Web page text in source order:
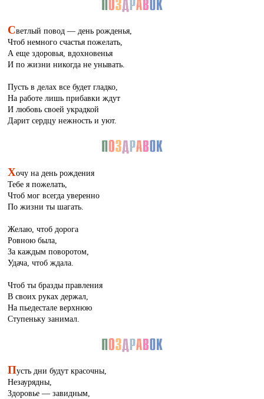
Светлый повод — день рожденья,
Чтоб немного счастья пожелать,
А еще здоровья, вдохновенья
И по жизни никогда не унывать.
Пусть в делах все будет гладко,
На работе лишь прибавки ждут
И любовь своей украдкой
Дарит сердцу нежность и уют.
Хочу на день рождения
Тебе я пожелать,
Чтоб мог всегда уверенно
По жизни ты шагать.
Желаю, чтоб дорога
Ровною была,
За каждым поворотом,
Удача, чтоб ждала.
Чтоб ты бразды правления
В своих руках держал,
На пьедестале верхнюю
Ступеньку занимал.
Пусть дни будут красочны,
Незаурядны,
Здоровье — завидным,